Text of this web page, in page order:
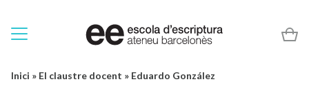
Inici » El claustre docent » Eduardo González